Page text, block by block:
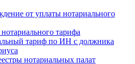
от уплаты нотариального
тарифа
тариф по ИН с должника
нотариальных палат